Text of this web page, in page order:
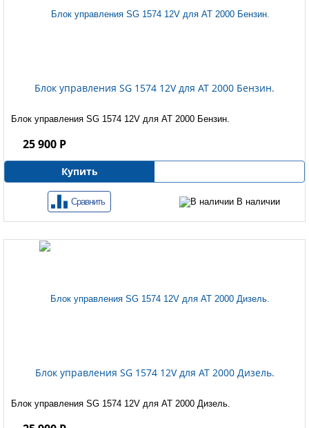
Блок управления SG 1574 12V для AT 2000 Бензин.
Блок управления SG 1574 12V для AT 2000 Бензин.
25 900 Р
Купить
Сравнить В наличии
Блок управления SG 1574 12V для AT 2000 Дизель.
Блок управления SG 1574 12V для AT 2000 Дизель.